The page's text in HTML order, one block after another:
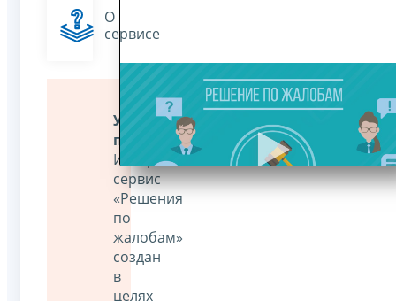
О
сервисе
Уважаемые
пользователи!
Интернет-
сервис
«Решения
по
жалобам»
создан
в
целях